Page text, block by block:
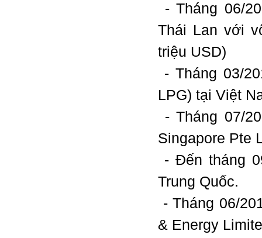
- Tháng 06/
Thái Lan với
triệu USD)
- Tháng 03/
LPG) tại Việt
- Tháng 07/
Singapore Pte
- Đến tháng
Trung Quốc.
- Tháng 06/
& Energy